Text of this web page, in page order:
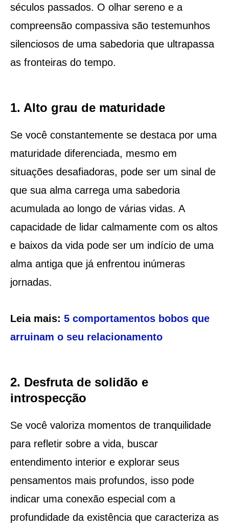
séculos passados. O olhar sereno e a
compreensão compassiva são testemunhos
silenciosos de uma sabedoria que ultrapassa
as fronteiras do tempo.
1. Alto grau de maturidade
Se você constantemente se destaca por uma
maturidade diferenciada, mesmo em
situações desafiadoras, pode ser um sinal de
que sua alma carrega uma sabedoria
acumulada ao longo de várias vidas. A
capacidade de lidar calmamente com os altos
e baixos da vida pode ser um indício de uma
alma antiga que já enfrentou inúmeras
jornadas.
Leia mais: 5 comportamentos bobos que
arruinam o seu relacionamento
2. Desfruta de solidão e
introspecção
Se você valoriza momentos de tranquilidade
para refletir sobre a vida, buscar
entendimento interior e explorar seus
pensamentos mais profundos, isso pode
indicar uma conexão especial com a
profundidade da existência que caracteriza as